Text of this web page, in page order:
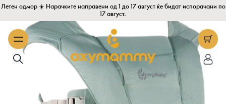
Летен одмор ☀️ Нарачките направени од 1 до 17 август ќе бидат испорачани по
17 август.